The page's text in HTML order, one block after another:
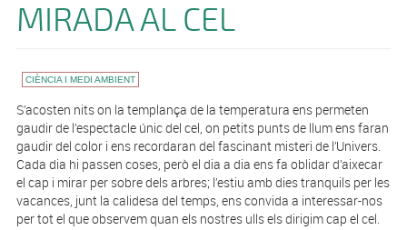
MIRADA AL CEL
CIÈNCIA I MEDI AMBIENT
S’acosten nits on la templança de la temperatura ens permeten
gaudir de l’espectacle únic del cel, on petits punts de llum ens faran
gaudir del color i ens recordaran del fascinant misteri de l’Univers.
Cada dia hi passen coses, però el dia a dia ens fa oblidar d’aixecar
el cap i mirar per sobre dels arbres; l’estiu amb dies tranquils per les
vacances, junt la calidesa del temps, ens convida a interessar-nos
per tot el que observem quan els nostres ulls els dirigim cap el cel.